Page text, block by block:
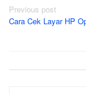
Post
navigation
Previous post
Cara Cek Layar HP